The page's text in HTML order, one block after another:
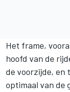
Het frame,
hoofd van de
de voorzijde, en
optimaal van de